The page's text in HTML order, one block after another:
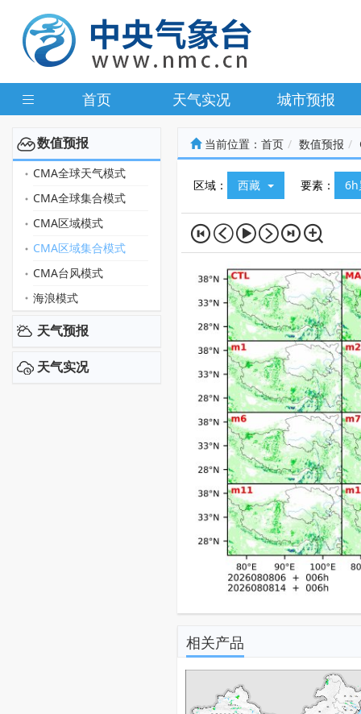
首页 天气实况 城市预报
数值预报
CMA全球天气模式
CMA全球集合模式
CMA区域模式
CMA区域集合模式
CMA台风模式
海浪模式
天气预报
天气实况
当前位置： 首页 数值预报
区域： 西藏 要素： 6h
相关产品